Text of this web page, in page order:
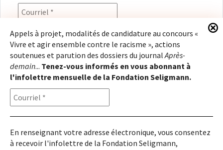
En renseignant votre adresse électronique, vous
consentez à recevoir l'infolettre de la Fondation
Seligmann, conformément à notrepolitique de
confidentialité. Il vous sera possible de vous
désabonner à tout moment.
Copyright © 2026Fondation Seligmann|Mentions légales|Crédits
Appels à projet, modalités de candidature au concours «
Vivre et agir ensemble contre le racisme », actions
soutenues et parution des dossiers du journalAprès-
demain... Tenez-vous informés en vous abonnant à
l'infolettre mensuelle de la Fondation Seligmann.
En renseignant votre adresse électronique, vous consentez
à recevoir l'infolettre de la Fondation Seligmann,